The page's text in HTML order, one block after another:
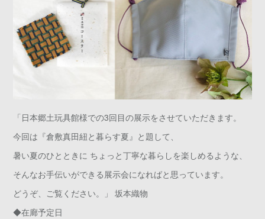
「日本郷土玩具館様での3回目の展示をさせていただきます。
今回は『倉敷真田紐と暮らす夏』と題して、
暑い夏のひとときに ちょっと丁寧な暮らしを楽しめるような、
そんなお手伝いができる展示会になればと思っています。
どうぞ、ご覧ください。」 坂本織物
◆在廊予定日